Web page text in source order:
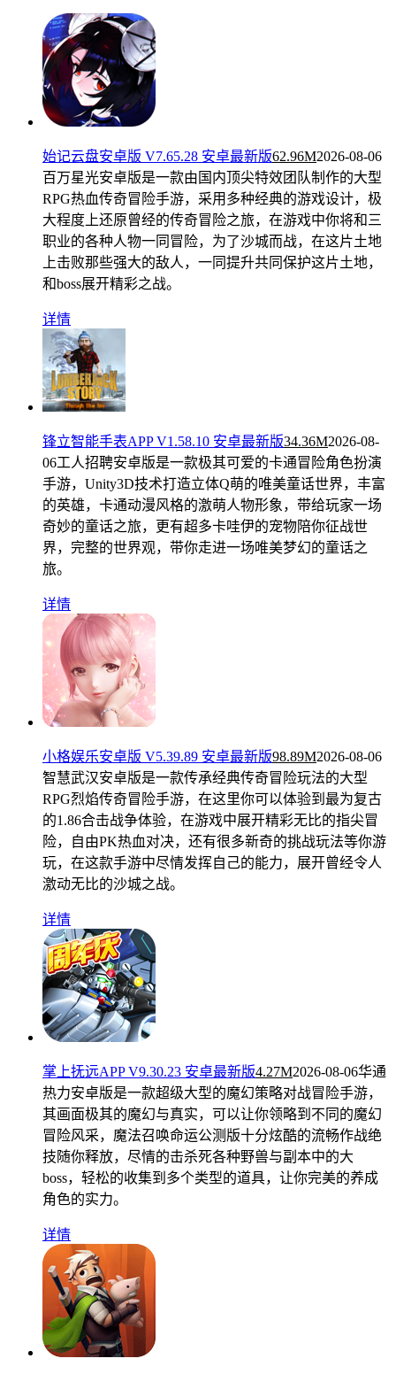
始记云盘安卓版 V7.65.28 安卓最新版62.96M2026-08-06
百万星光安卓版是一款由国内顶尖特效团队制作的大型
RPG热血传奇冒险手游，采用多种经典的游戏设计，极
大程度上还原曾经的传奇冒险之旅，在游戏中你将和三
职业的各种人物一同冒险，为了沙城而战，在这片土地
上击败那些强大的敌人，一同提升共同保护这片土地，
和boss展开精彩之战。
详情
锋立智能手表APP V1.58.10 安卓最新版34.36M2026-08-
06工人招聘安卓版是一款极其可爱的卡通冒险角色扮演
手游，Unity3D技术打造立体Q萌的唯美童话世界，丰富
的英雄，卡通动漫风格的激萌人物形象，带给玩家一场
奇妙的童话之旅，更有超多卡哇伊的宠物陪你征战世
界，完整的世界观，带你走进一场唯美梦幻的童话之
旅。
详情
小格娱乐安卓版 V5.39.89 安卓最新版98.89M2026-08-06
智慧武汉安卓版是一款传承经典传奇冒险玩法的大型
RPG烈焰传奇冒险手游，在这里你可以体验到最为复古
的1.86合击战争体验，在游戏中展开精彩无比的指尖冒
险，自由PK热血对决，还有很多新奇的挑战玩法等你游
玩，在这款手游中尽情发挥自己的能力，展开曾经令人
激动无比的沙城之战。
详情
掌上抚远APP V9.30.23 安卓最新版4.27M2026-08-06华通
热力安卓版是一款超级大型的魔幻策略对战冒险手游，
其画面极其的魔幻与真实，可以让你领略到不同的魔幻
冒险风采，魔法召唤命运公测版十分炫酷的流畅作战绝
技随你释放，尽情的击杀死各种野兽与副本中的大
boss，轻松的收集到多个类型的道具，让你完美的养成
角色的实力。
详情